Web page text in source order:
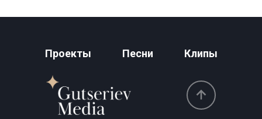
Проекты Песни Клипы